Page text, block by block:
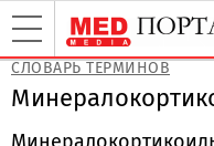
СЛОВАРЬ ТЕРМИНОВ